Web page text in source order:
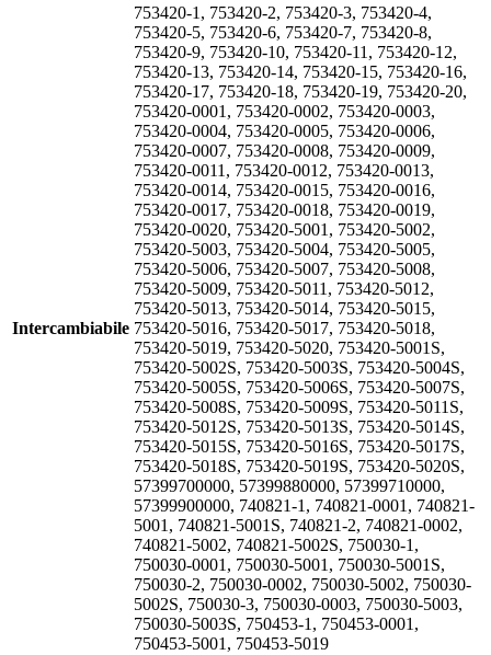
Intercambiabile
753420-1, 753420-2, 753420-3, 753420-4,
753420-5, 753420-6, 753420-7, 753420-8,
753420-9, 753420-10, 753420-11, 753420-12,
753420-13, 753420-14, 753420-15, 753420-16,
753420-17, 753420-18, 753420-19, 753420-20,
753420-0001, 753420-0002, 753420-0003,
753420-0004, 753420-0005, 753420-0006,
753420-0007, 753420-0008, 753420-0009,
753420-0011, 753420-0012, 753420-0013,
753420-0014, 753420-0015, 753420-0016,
753420-0017, 753420-0018, 753420-0019,
753420-0020, 753420-5001, 753420-5002,
753420-5003, 753420-5004, 753420-5005,
753420-5006, 753420-5007, 753420-5008,
753420-5009, 753420-5011, 753420-5012,
753420-5013, 753420-5014, 753420-5015,
753420-5016, 753420-5017, 753420-5018,
753420-5019, 753420-5020, 753420-5001S,
753420-5002S, 753420-5003S, 753420-5004S,
753420-5005S, 753420-5006S, 753420-5007S,
753420-5008S, 753420-5009S, 753420-5011S,
753420-5012S, 753420-5013S, 753420-5014S,
753420-5015S, 753420-5016S, 753420-5017S,
753420-5018S, 753420-5019S, 753420-5020S,
57399700000, 57399880000, 57399710000,
57399900000, 740821-1, 740821-0001, 740821-
5001, 740821-5001S, 740821-2, 740821-0002,
740821-5002, 740821-5002S, 750030-1,
750030-0001, 750030-5001, 750030-5001S,
750030-2, 750030-0002, 750030-5002, 750030-
5002S, 750030-3, 750030-0003, 750030-5003,
750030-5003S, 750453-1, 750453-0001,
750453-5001, 750453-5019